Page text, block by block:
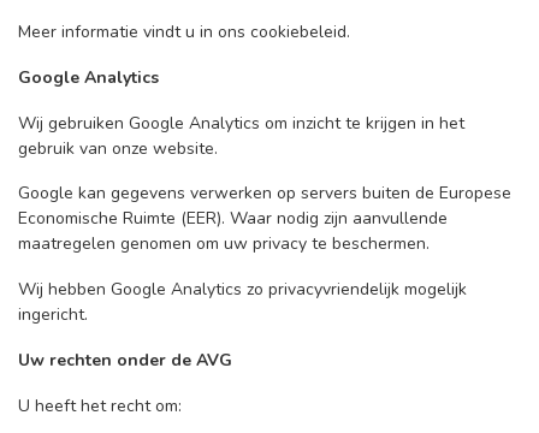
Meer informatie vindt u in ons cookiebeleid.
Google Analytics
Wij gebruiken Google Analytics om inzicht te krijgen in het
gebruik van onze website.
Google kan gegevens verwerken op servers buiten de Europese
Economische Ruimte (EER). Waar nodig zijn aanvullende
maatregelen genomen om uw privacy te beschermen.
Wij hebben Google Analytics zo privacyvriendelijk mogelijk
ingericht.
Uw rechten onder de AVG
U heeft het recht om: